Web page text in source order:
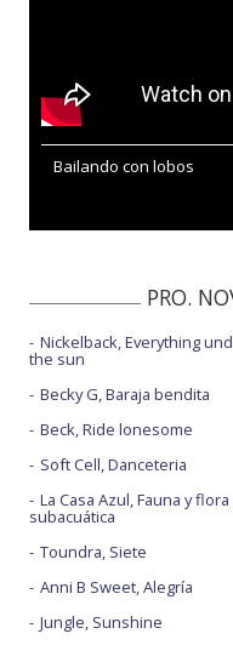
Bailando con lobos
PRO.
Nickelback, Everything
the sun
Becky G, Baraja bendita
Beck, Ride lonesome
Soft Cell, Danceteria
La Casa Azul, Fauna y flora
subacuática
Toundra, Siete
Anni B Sweet, Alegría
Jungle, Sunshine